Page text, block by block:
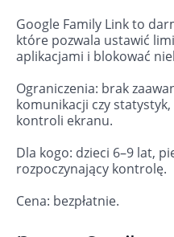
Google Family Link to
które pozwala ustawić
aplikacjami i blokować
Ograniczenia: brak
komunikacji czy
kontroli ekranu.
Dla kogo: dzieci 6–9 lat,
rozpoczynający kontrolę.
Cena: bezpłatnie.